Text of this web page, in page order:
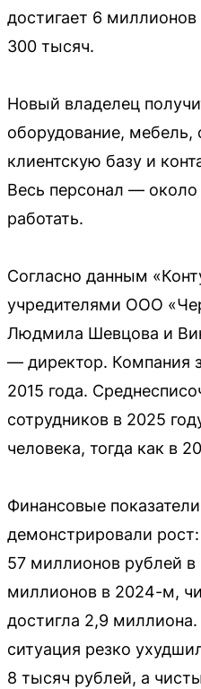
достигает 6
300 тысяч.
Новый владелец
оборудование, мебель,
клиентскую базу и
Весь персонал —
работать.
Согласно данным
учредителями ООО
Людмила Шевцова и
— директор. Компания
2015 года.
сотрудников в 2025
человека, тогда как в
Финансовые
демонстрировали
57 миллионов рублей
миллионов в 2024-м,
достигла 2,9
ситуация резко
8 тысяч рублей, а